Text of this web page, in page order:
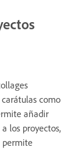
como
añadir
los proyectos,
permite